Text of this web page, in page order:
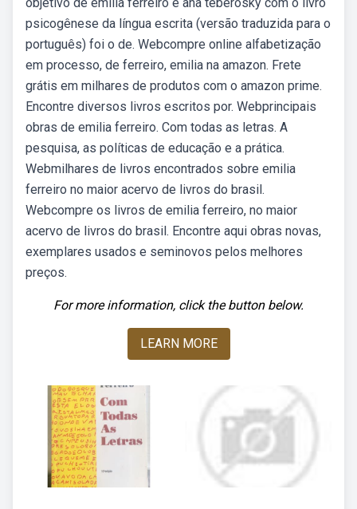
psicogênese da língua escrita (versão traduzida para o
português) foi o de. Webcompre online alfabetização
em processo, de ferreiro, emilia na amazon. Frete
grátis em milhares de produtos com o amazon prime.
Encontre diversos livros escritos por. Webprincipais
obras de emilia ferreiro. Com todas as letras. A
pesquisa, as políticas de educação e a prática.
Webmilhares de livros encontrados sobre emilia
ferreiro no maior acervo de livros do brasil.
Webcompre os livros de emilia ferreiro, no maior
acervo de livros do brasil. Encontre aqui obras novas,
exemplares usados e seminovos pelos melhores
preços.
For more information, click the button below.
LEARN MORE